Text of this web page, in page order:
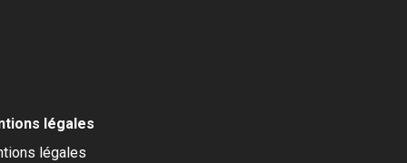
légales
légales